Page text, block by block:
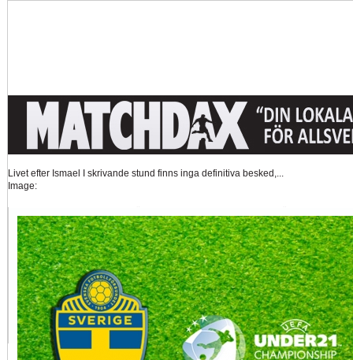
Livet efter Ismael
I skrivande stund finns inga definitiva besked,...
Image:
Image:
Nystart med Nanne Så kom då det som väl alla väntat på och...
Image:
Hur länge orkar Swärdh? Under en längre tid har kritiken mot Kalmar FFs...
Image:
Bäst i stan efter sex...Inte för att det kanske har så stor betydelse i...
Image:
Allsvenskan
Superettan Landslag Silly Season